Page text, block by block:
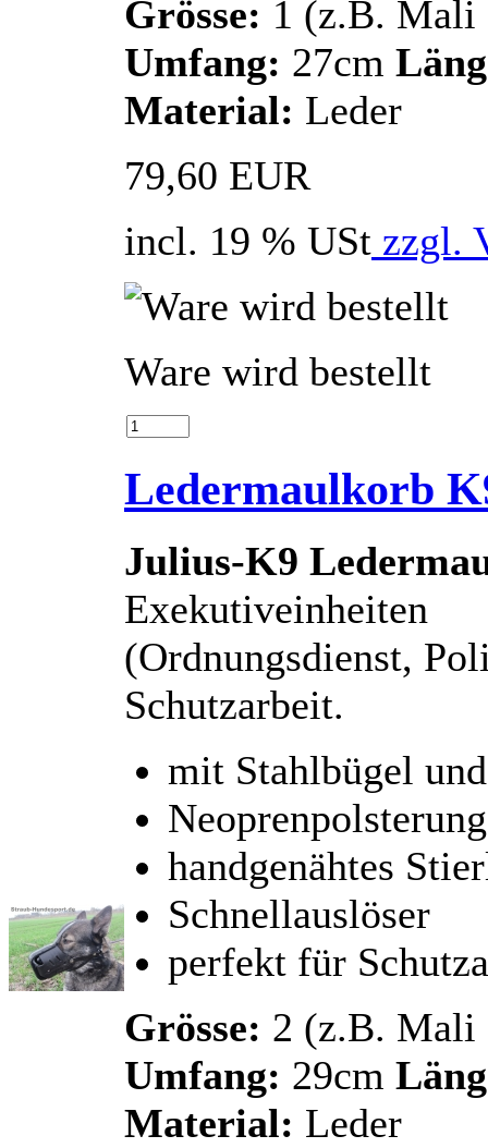
Grösse: 1 (z.B. Mali
Umfang: 27cm
Material: Leder
79,60 EUR
incl. 19 % USt zzgl.
Ware wird bestellt
Ledermaulkorb
Julius-K9
Exekutiveinheiten
(Ordnungsdienst,
Schutzarbeit.
mit Stahlbügel
handgenähtes
Schnellauslöser
perfekt für
Grösse: 2 (z.B. Mali
Umfang: 29cm
Material: Leder